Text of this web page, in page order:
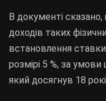
В документі
доходів таких
встановлення
розмірі 5 %, за
який досягнув 18